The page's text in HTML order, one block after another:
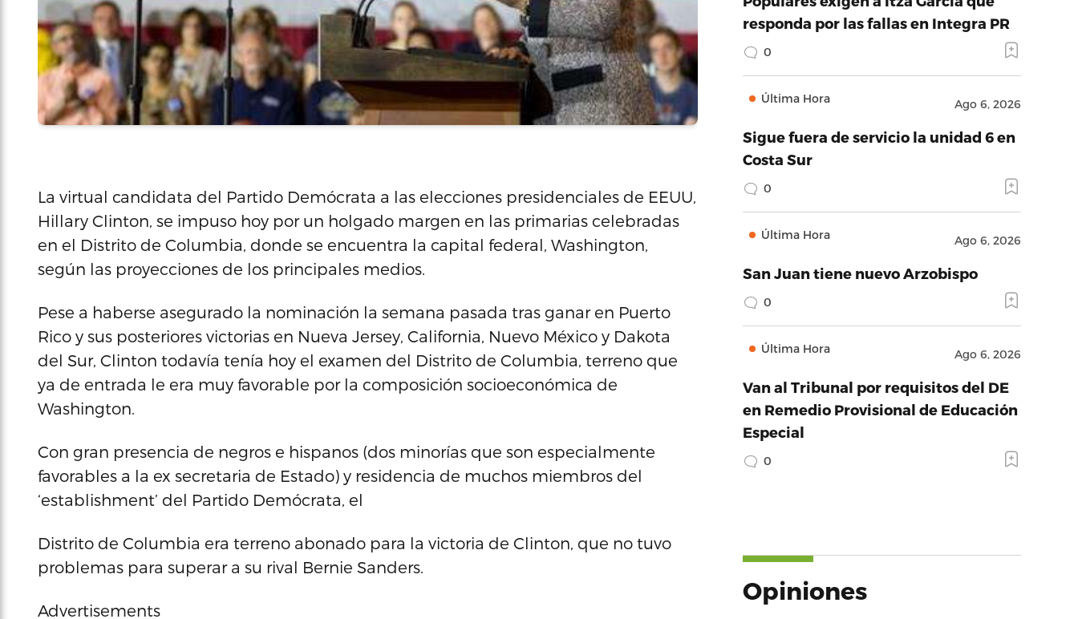
La virtual candidata del Partido Demócrata a las elecciones presidenciales de EEUU,
Hillary Clinton, se impuso hoy por un holgado margen en las primarias celebradas
en el Distrito de Columbia, donde se encuentra la capital federal, Washington,
según las proyecciones de los principales medios.
Pese a haberse asegurado la nominación la semana pasada tras ganar en Puerto
Rico y sus posteriores victorias en Nueva Jersey, California, Nuevo México y Dakota
del Sur, Clinton todavía tenía hoy el examen del Distrito de Columbia, terreno que
ya de entrada le era muy favorable por la composición socioeconómica de
Washington.
Con gran presencia de negros e hispanos (dos minorías que son especialmente
favorables a la ex secretaria de Estado) y residencia de muchos miembros del
‘establishment’ del Partido Demócrata, el
Distrito de Columbia era terreno abonado para la victoria de Clinton, que no tuvo
problemas para superar a su rival Bernie Sanders.
Advertisements
responda por las fallas en Integra PR
0
Última Hora Ago 6, 2026
Sigue fuera de servicio la unidad 6 en
Costa Sur
0
Última Hora Ago 6, 2026
San Juan tiene nuevo Arzobispo
0
Última Hora Ago 6, 2026
Van al Tribunal por requisitos del DE
en Remedio Provisional de Educación
Especial
0
Opiniones